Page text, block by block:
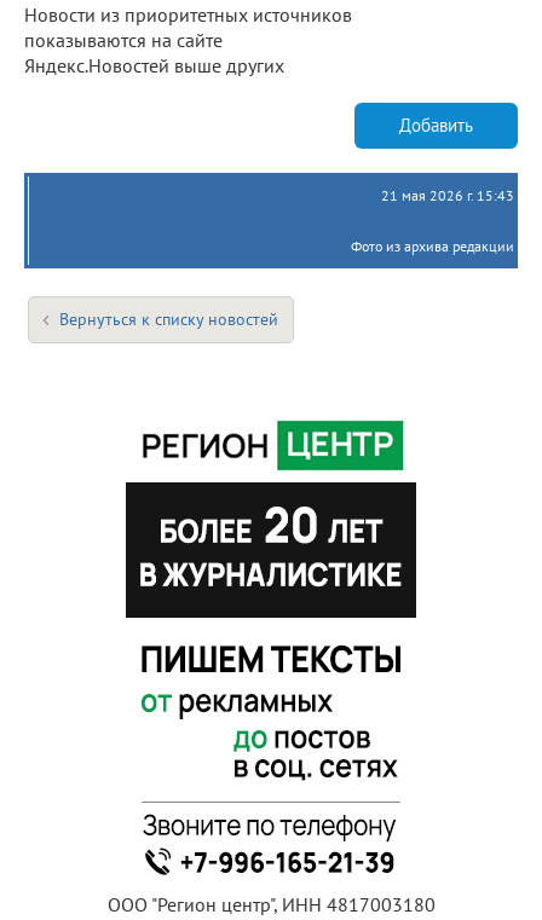
Новости из приоритетных источников
показываются на сайте
Яндекс.Новостей выше других
Добавить
21 мая 2026 г. 15:43
Фото из архива редакции
Вернуться к списку новостей
ООО "Регион центр", ИНН 4817003180